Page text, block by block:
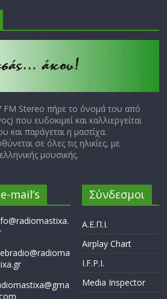
FM Stereo πήρε το όνομά του από
που ευδοκιμεί και καλλιεργείται
και παράγεται η μαστίχα.
σε όλες τις ηλικίες, με
μουσικής.
e-mail’s Σύνδεσμοι
Α.Ε.Π.Ι.
Airplay Chart
I.F.P.I.
Media Inspector